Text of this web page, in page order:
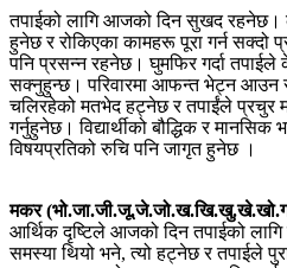
तपाईको लागि आजको दिन सुखद रहनेछ।
हुनेछ र रोकिएका कामहरू पूरा गर्न सक्दो
पनि प्रसन्न रहनेछ। घुमफिर गर्दा तपाईले
सक्नुहुन्छ। परिवारमा आफन्त भेट्न आउन
चलिरहेको मतभेद हट्नेछ र तपाईंले प्रचुर
गर्नुहुनेछ। विद्यार्थीको बौद्धिक र
विषयप्रतिको रुचि पनि जागृत हुनेछ ।
मकर
आर्थिक दृष्टिले आजको दिन तपाईको
समस्या थियो भने, त्यो हट्नेछ र तपाईले